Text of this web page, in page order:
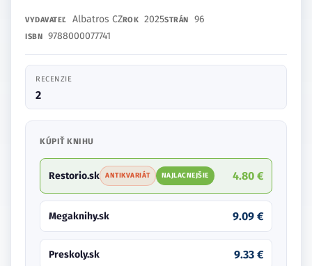
VYDAVATEĽ Albatros CZROK 2025STRÁN 96
ISBN 9788000077741
RECENZIE
2
KÚPIŤ KNIHU
Restorio.sk ANTIKVARIÁT NAJLACNEJŠIE 4.80 €
Megaknihy.sk 9.09 €
Preskoly.sk 9.33 €